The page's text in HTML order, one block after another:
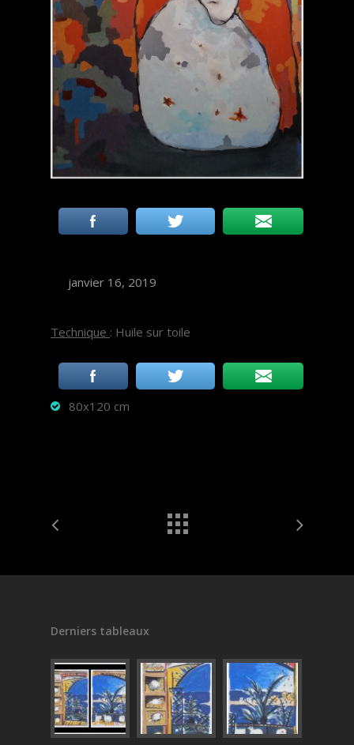
janvier 16, 2019
Technique : Huile sur toile
80x120 cm
Derniers tableaux